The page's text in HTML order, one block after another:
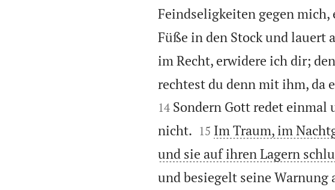
Feindseligkeiten gegen
Füße in den Stock und lauert
im Recht, erwidere ich dir;
rechtest du denn mit ihm, da
14 Sondern Gott redet einmal
nicht.
15 Im Traum, im
und sie auf ihren Lagern
und besiegelt seine Warnung